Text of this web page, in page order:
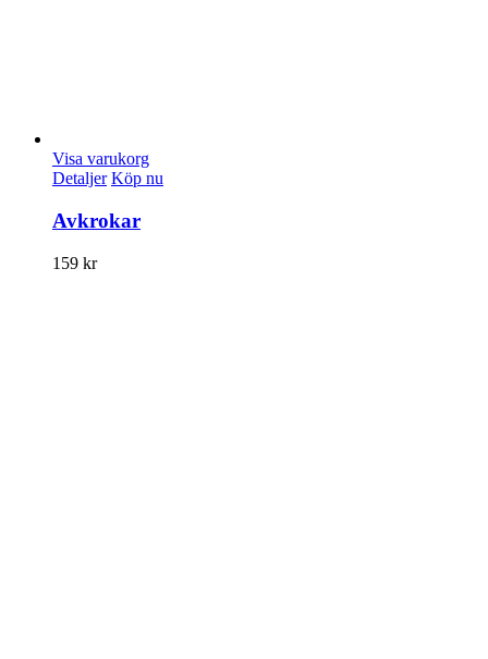
Visa varukorg
Detaljer Köp nu
Avkrokar
159 kr